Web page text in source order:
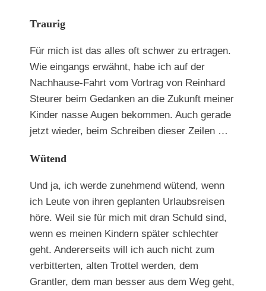
Traurig
Für mich ist das alles oft schwer zu ertragen.
Wie eingangs erwähnt, habe ich auf der
Nachhause-Fahrt vom Vortrag von Reinhard
Steurer beim Gedanken an die Zukunft meiner
Kinder nasse Augen bekommen. Auch gerade
jetzt wieder, beim Schreiben dieser Zeilen …
Wütend
Und ja, ich werde zunehmend wütend, wenn
ich Leute von ihren geplanten Urlaubsreisen
höre. Weil sie für mich mit dran Schuld sind,
wenn es meinen Kindern später schlechter
geht. Andererseits will ich auch nicht zum
verbitterten, alten Trottel werden, dem
Grantler, dem man besser aus dem Weg geht,